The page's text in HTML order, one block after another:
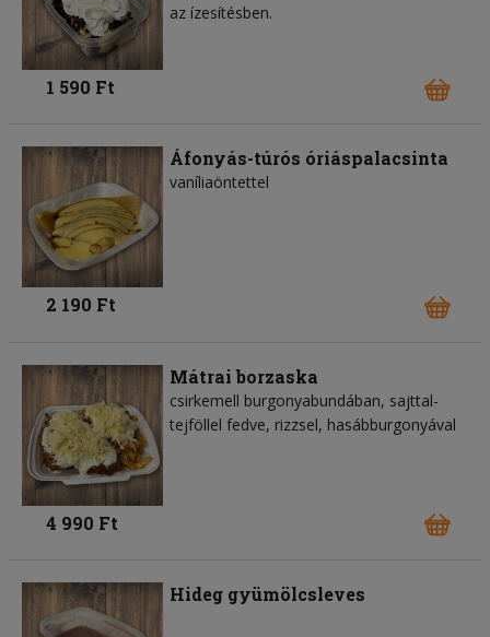
az ízesítésben.
1 590 Ft
Áfonyás-túrós óriáspalacsinta
vaníliaöntettel
2 190 Ft
Mátrai borzaska
csirkemell burgonyabundában, sajttal-
tejföllel fedve, rizzsel, hasábburgonyával
4 990 Ft
Hideg gyümölcsleves